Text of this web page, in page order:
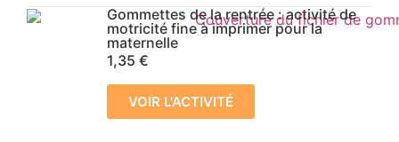
Gommettes de la rentrée : activité de
motricité fine à imprimer pour la
maternelle
1,35 €
VOIR L'ACTIVITÉ